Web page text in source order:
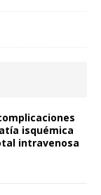
isquémica
intravenosa